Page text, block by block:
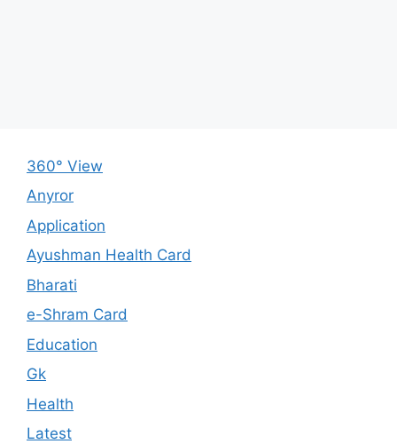
360° View
Anyror
Application
Ayushman Health Card
Bharati
e-Shram Card
Education
Gk
Health
Latest